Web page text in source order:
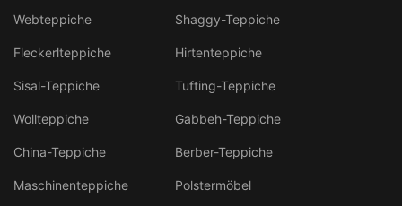
Webteppiche Shaggy-Teppiche
Fleckerlteppiche Hirtenteppiche
Sisal-Teppiche Tufting-Teppiche
Wollteppiche Gabbeh-Teppiche
China-Teppiche Berber-Teppiche
Maschinenteppiche Polstermöbel